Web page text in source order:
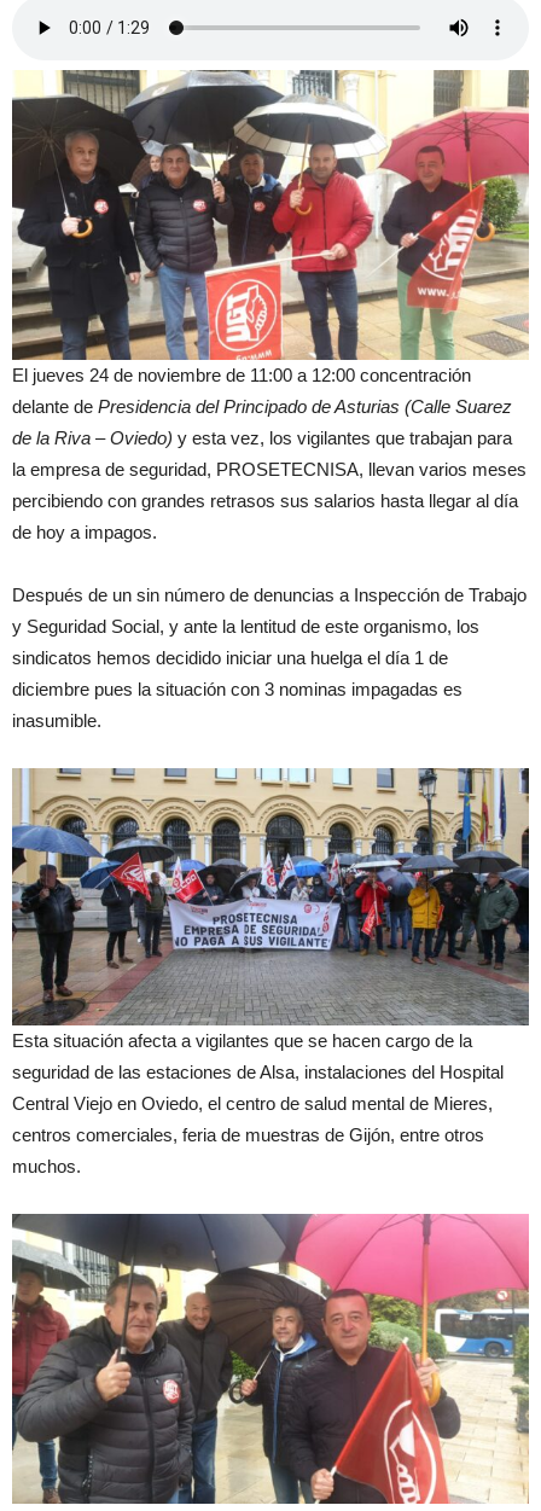
El jueves 24 de noviembre de 11:00 a 12:00 concentración
delante de Presidencia del Principado de Asturias (Calle Suarez
de la Riva – Oviedo) y esta vez, los vigilantes que trabajan para
la empresa de seguridad, PROSETECNISA, llevan varios meses
percibiendo con grandes retrasos sus salarios hasta llegar al día
de hoy a impagos.
Después de un sin número de denuncias a Inspección de Trabajo
y Seguridad Social, y ante la lentitud de este organismo, los
sindicatos hemos decidido iniciar una huelga el día 1 de
diciembre pues la situación con 3 nominas impagadas es
inasumible.
Esta situación afecta a vigilantes que se hacen cargo de la
seguridad de las estaciones de Alsa, instalaciones del Hospital
Central Viejo en Oviedo, el centro de salud mental de Mieres,
centros comerciales, feria de muestras de Gijón, entre otros
muchos.